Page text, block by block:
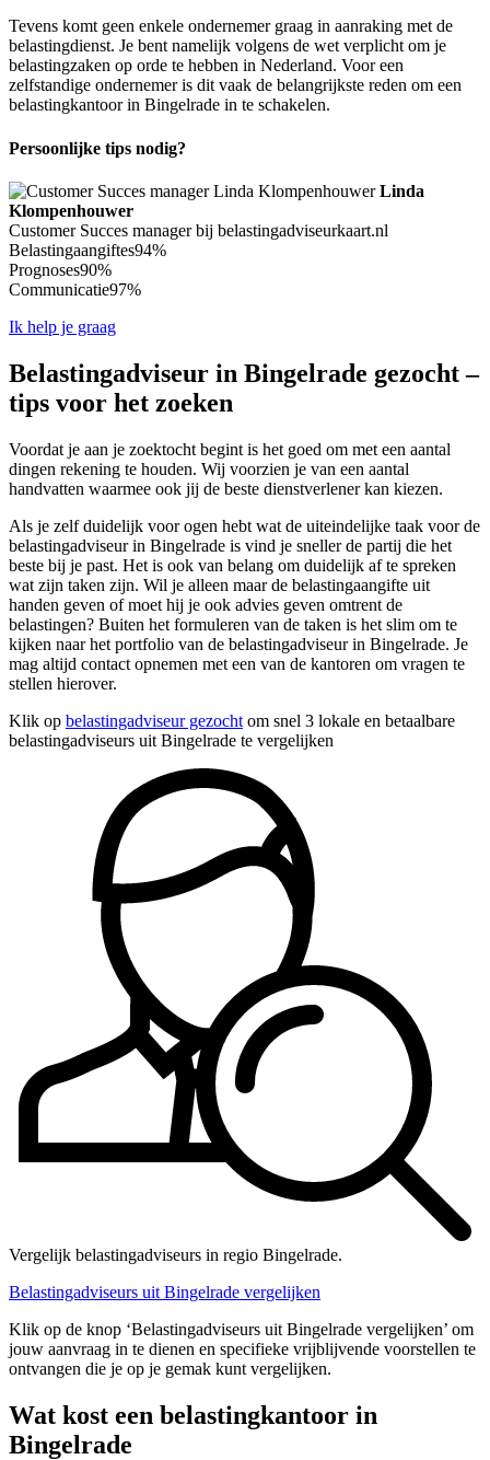
Tevens komt geen enkele ondernemer graag in aanraking met de
belastingdienst. Je bent namelijk volgens de wet verplicht om je
belastingzaken op orde te hebben in Nederland. Voor een
zelfstandige ondernemer is dit vaak de belangrijkste reden om een
belastingkantoor in Bingelrade in te schakelen.
Persoonlijke tips nodig?
Linda
Klompenhouwer
Customer Succes manager bij belastingadviseurkaart.nl
Belastingaangiftes94%
Prognoses90%
Communicatie97%
Ik help je graag
Belastingadviseur in Bingelrade gezocht –
tips voor het zoeken
Voordat je aan je zoektocht begint is het goed om met een aantal
dingen rekening te houden. Wij voorzien je van een aantal
handvatten waarmee ook jij de beste dienstverlener kan kiezen.
Als je zelf duidelijk voor ogen hebt wat de uiteindelijke taak voor de
belastingadviseur in Bingelrade is vind je sneller de partij die het
beste bij je past. Het is ook van belang om duidelijk af te spreken
wat zijn taken zijn. Wil je alleen maar de belastingaangifte uit
handen geven of moet hij je ook advies geven omtrent de
belastingen? Buiten het formuleren van de taken is het slim om te
kijken naar het portfolio van de belastingadviseur in Bingelrade. Je
mag altijd contact opnemen met een van de kantoren om vragen te
stellen hierover.
Klik op belastingadviseur gezocht om snel 3 lokale en betaalbare
belastingadviseurs uit Bingelrade te vergelijken
Vergelijk belastingadviseurs in regio Bingelrade.
Belastingadviseurs uit Bingelrade vergelijken
Klik op de knop ‘Belastingadviseurs uit Bingelrade vergelijken’ om
jouw aanvraag in te dienen en specifieke vrijblijvende voorstellen te
ontvangen die je op je gemak kunt vergelijken.
Wat kost een belastingkantoor in
Bingelrade